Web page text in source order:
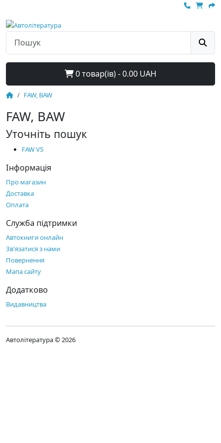
0 товар(ів) - 0.00 UAH
FAW, BAW
FAW, BAW
Уточніть пошук
FAW V5
Інформація
Про магазин
Доставка
Оплата
Служба підтримки
Автокниги онлайн
Зв'язатися з нами
Повернення
Мапа сайту
Додатково
Видавництва
Автолітература © 2026